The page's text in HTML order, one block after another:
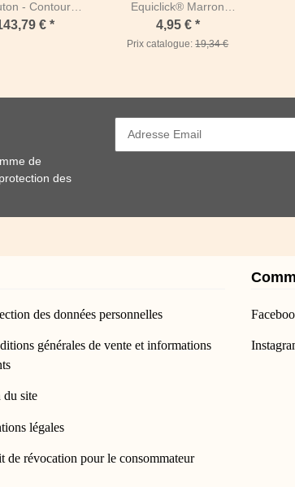
- Contour
/ Marron 60 cm
€*
Equiclick® Marron
Foncé Laiton
4,95 € *
Prix catalogue:19,34 €
de
des
des données personnelles
générales de vente et informations
du site
légales
de révocation pour le consommateur